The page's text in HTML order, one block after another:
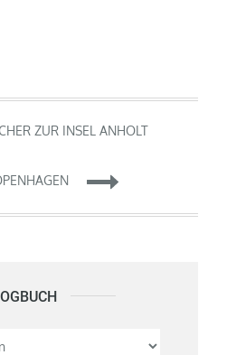
ZUR INSEL ANHOLT
Logbuch